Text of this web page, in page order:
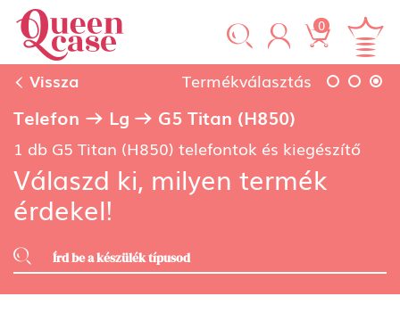
0
Vissza Termékválasztás
Telefon Lg G5 Titan (H850)
1 db G5 Titan (H850) telefontok és kiegészítő
Válaszd ki, milyen termék
érdekel!